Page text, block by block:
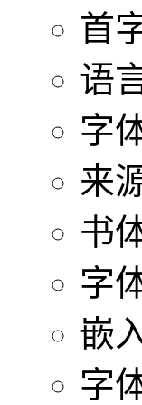
首
语
字
来
书
字
嵌
字